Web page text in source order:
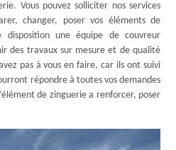
Vous pouvez solliciter nos services
changer, poser vos éléments de
une équipe de couvreur
des travaux sur mesure et de qualité
pas à vous en faire, car ils ont suivi
répondre à toutes vos demandes
de zinguerie a renforcer, poser